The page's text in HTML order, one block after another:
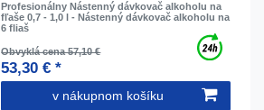
Profesionálny Nástenný dávkovač alkoholu na
fľaše 0,7 - 1,0 l - Nástenný dávkovač alkoholu na
6 fliaš
Obvyklá cena 57,10 €
53,30 € *
v nákupnom košíku